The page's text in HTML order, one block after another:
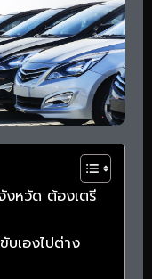
งหวัด ต้องเตรี
เองไปต่าง